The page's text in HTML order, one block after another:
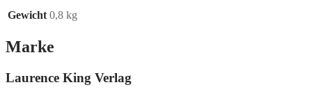
Gewicht 0,8 kg
Marke
Laurence King Verlag